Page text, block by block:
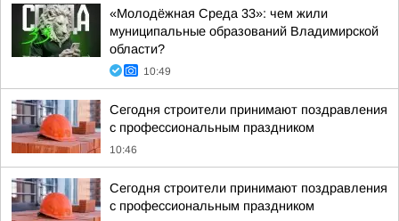
«Молодёжная Среда 33»: чем жили
муниципальные образований Владимирской
области?
10:49
Сегодня строители принимают поздравления
с профессиональным праздником
10:46
Сегодня строители принимают поздравления
с профессиональным праздником